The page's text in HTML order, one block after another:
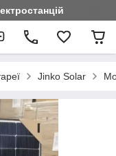
Jinko Solar